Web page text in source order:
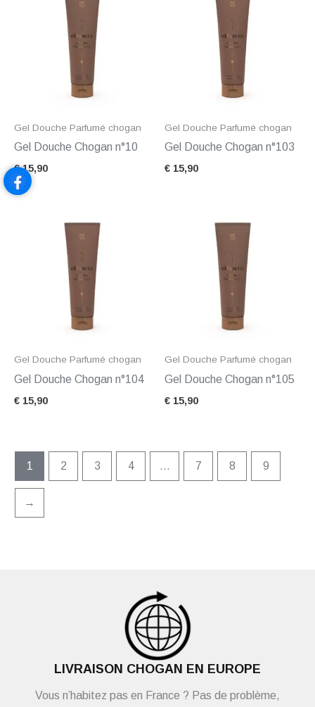
Gel Douche Parfumé chogan
Gel Douche Chogan n°10
€15,90
Gel Douche Parfumé chogan
Gel Douche Chogan n°103
€ 15,90
Gel Douche Parfumé chogan
Gel Douche Chogan n°104
€ 15,90
Gel Douche Parfumé chogan
Gel Douche Chogan n°105
€ 15,90
1 2 3 4 … 7 8 9
→
LIVRAISON CHOGAN EN EUROPE
Vous n’habitez pas en France ? Pas de problème,